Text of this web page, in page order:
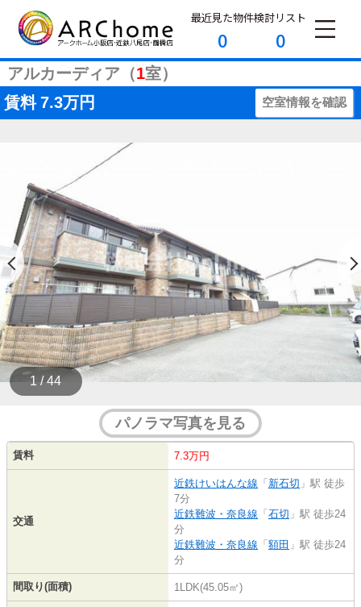
最近見た物件
0
検討リスト
0
アルカーディア（1室）
賃料 7.3万円 空室情報を確認
1 / 44
パノラマ写真を見る
賃料 7.3万円
交通
近鉄けいはんな線 「 新石切 」駅 徒歩
7分
近鉄難波・奈良線 「 石切 」駅 徒歩24
分
近鉄難波・奈良線 「 額田 」駅 徒歩24
分
間取り(面積) 1LDK(45.05㎡)